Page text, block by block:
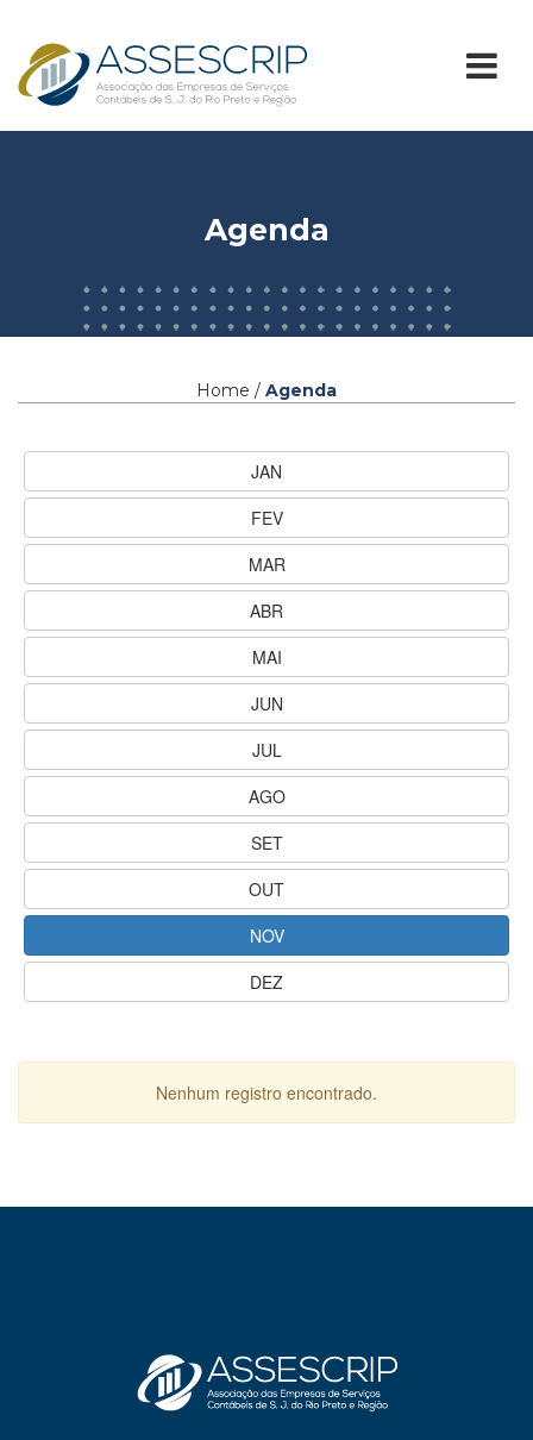
Agenda
Home / Agenda
JAN
FEV
MAR
ABR
MAI
JUN
JUL
AGO
SET
OUT
NOV
DEZ
Nenhum registro encontrado.